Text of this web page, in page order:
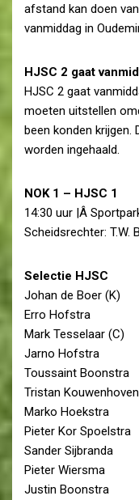
afstand kan doen
vanmiddag in
HJSC 2 gaat
HJSC 2 gaat
moeten uitstellen
been konden krijgen.
worden ingehaald.
NOK 1 – HJSC 1
14:30 uur |Â
Scheidsrechter: T.W.
Selectie HJSC
Johan de Boer (K)
Erro Hofstra
Mark Tesselaar (C)
Jarno Hofstra
Toussaint Boonstra
Tristan Kouwenhoven
Marko Hoekstra
Pieter Kor Spoelstra
Sander Sijbranda
Pieter Wiersma
Justin Boonstra